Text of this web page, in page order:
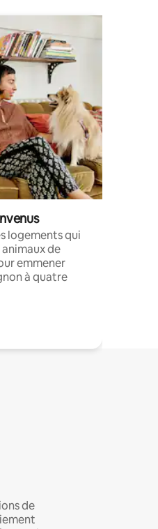
logements qui
de
emmener
à quatre
de